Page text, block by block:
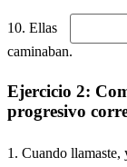
10. Ellas
caminaban.
Ejercicio 2:
progresivo
1. Cuando llamaste,